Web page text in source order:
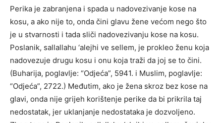
Perika je zabranjena i spada u nadovezivanje kose na
kosu, a ako nije to, onda čini glavu žene većom nego što
je u stvarnosti i tada sliči nadovezivanju kose na kosu.
Poslanik, sallallahu ‘alejhi ve sellem, je prokleo ženu koja
nadovezuje drugu kosu i onu koja traži da joj se to čini.
(Buharija, poglavlje: “Odjeća”, 5941. i Muslim, poglavlje:
“Odjeća”, 2722.) Međutim, ako je žena skroz bez kose na
glavi, onda nije grijeh korištenje perike da bi prikrila taj
nedostatak, jer uklanjanje nedostataka je dozvoljeno.